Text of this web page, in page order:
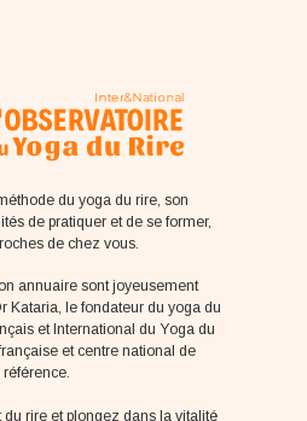
du yoga du rire, son
de pratiquer et de se former,
de chez vous.
annuaire sont joyeusement
Kataria, le fondateur du yoga du
et International du Yoga du
et centre national de
référence.
rire et plongez dans la vitalité